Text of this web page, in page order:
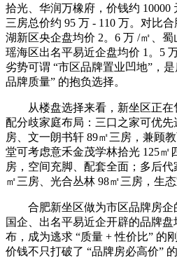
拾光、华润万橡府，价钱约 10000
三房总价约 95 万 - 110 万。对比
湖新区央企盘均价 2。6 万 /㎡、蜀
瑶海区出名平易近企盘均价 1。5
劣势可谓 “市区品牌置业凹地”，
品牌质量” 的抱负选择。
从楼盘选择来看，新坐区正在
配分歧家庭布局：三口之家可优
房、文一朗书轩 89㎡三房，兼顾
堂可考虑意禾金茂学林拾光 125㎡
房，空间充脚、配套全面；多后
㎡三房、光合丛林 98㎡三房，生
合肥新坐区做为市区品牌房企
国企、出名平易近企开辟的品牌
布，成为逃求 “质量 + 性价比” 的
价钱不只打破了 “品牌房必高价”